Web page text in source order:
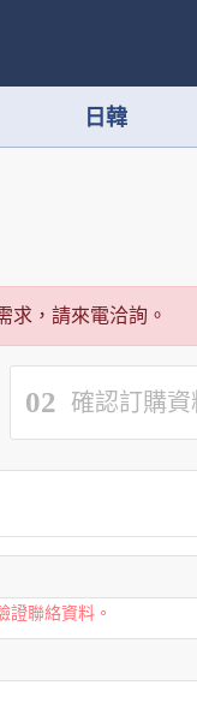
日韓
求，請來電洽詢。
02 確認訂購資
證聯絡資料。